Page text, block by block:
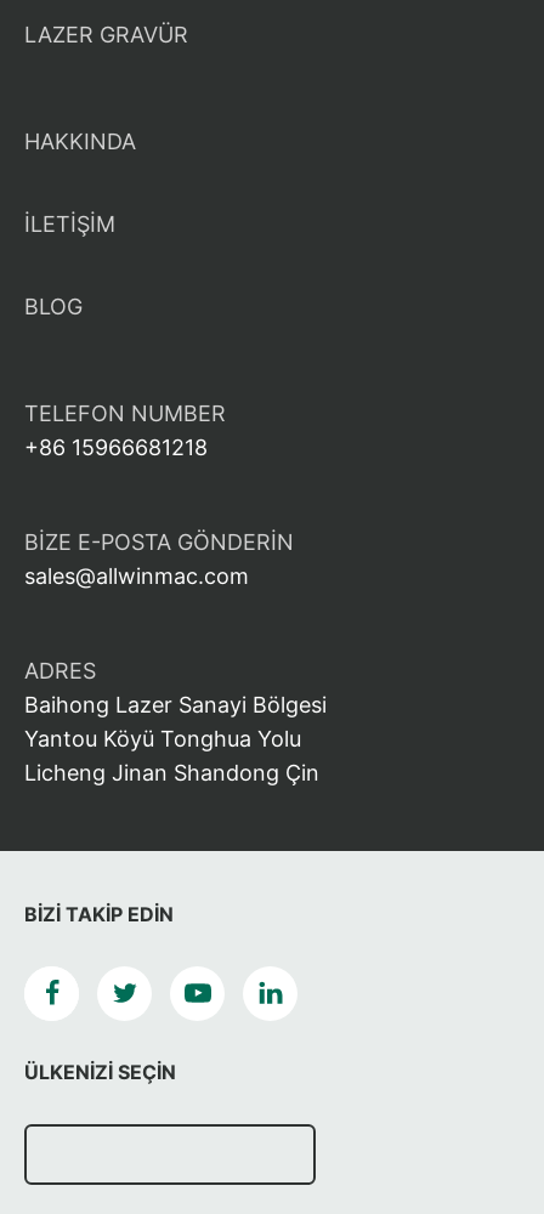
BIZI TAKIP EDIN
ÜLKENIZI SEÇIN
LAZER GRAVÜR
HAKKINDA
İLETİŞİM
BLOG
TELEFON NUMBER
+86 15966681218
BIZE E-POSTA GÖNDERIN
sales@allwinmac.com
ADRES
Baihong Lazer Sanayi Bölgesi
Yantou Köyü Tonghua Yolu
Licheng Jinan Shandong Çin